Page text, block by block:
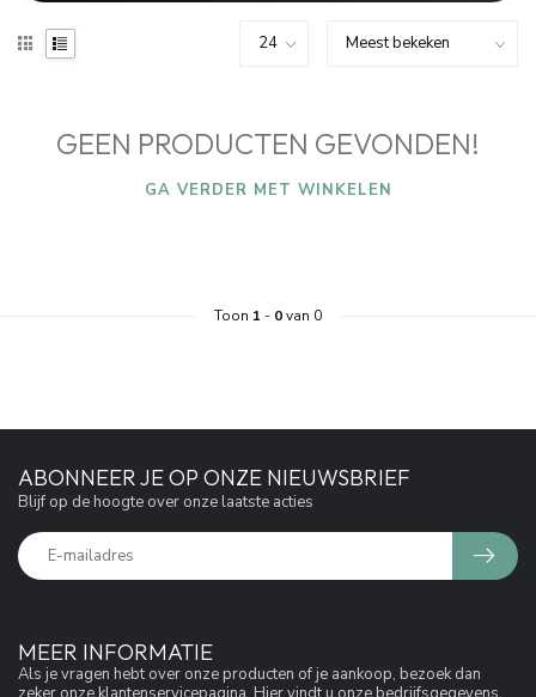
GEEN PRODUCTEN GEVONDEN!
GA VERDER MET WINKELEN
Toon 1 - 0van 0
MEER INFORMATIE
Als je vragen hebt over onze producten of je aankoop, bezoek dan
ABONNEER JE OP ONZE NIEUWSBRIEF
Blijf op de hoogte over onze laatste acties